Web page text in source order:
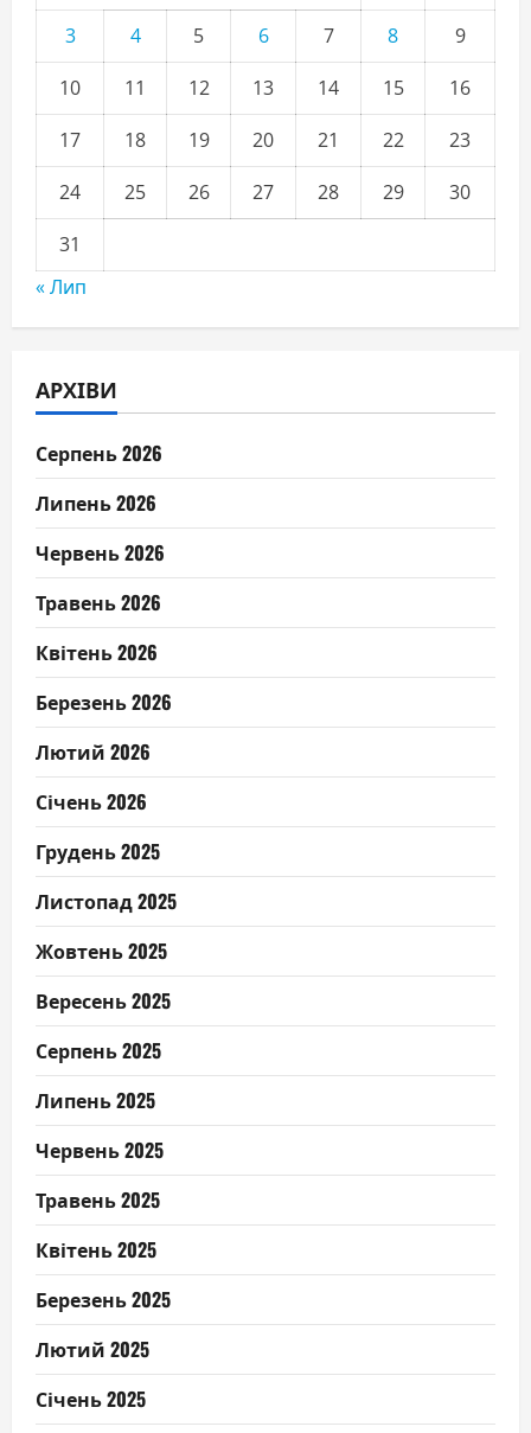
3 4 5 6 7 8
9
10
11 12 13 14 15
16
17
18 19 20 21 22
23
24
25 26 27 28 29
30
31
« Лип
АРХІВИ
Серпень 2026
Липень 2026
Червень 2026
Травень 2026
Квітень 2026
Березень 2026
Лютий 2026
Січень 2026
Грудень 2025
Листопад 2025
Жовтень 2025
Вересень 2025
Серпень 2025
Липень 2025
Червень 2025
Травень 2025
Квітень 2025
Березень 2025
Лютий 2025
Січень 2025